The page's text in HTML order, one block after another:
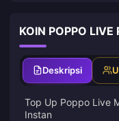
KOIN POPPO
Deskripsi
Top Up Poppo Live
Instan